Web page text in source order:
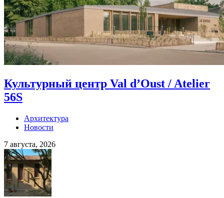
Культурный центр Val d’Oust / Atelier
56S
Архитектура
Новости
7 августа, 2026